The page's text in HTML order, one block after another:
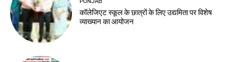
कॉलेजिएट स्कूल के छात्रों के लिए उद्यमिता पर विशेष
व्याख्यान का आयोजन